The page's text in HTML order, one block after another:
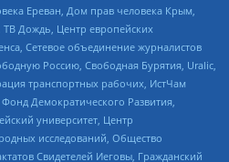
Ереван, Дом прав человека Крым,
ТВ Дождь, Центр европейских
Сетевое объединение журналистов
Россию, Свободная Бурятия, Uralic,
транспортных рабочих, ИстЧам
Демократического Развития,
университет, Центр
исследований, Общество
Свидетелей Иеговы, Гражданский